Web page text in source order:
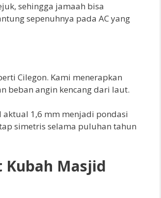
sehingga jamaah bisa
sepenuhnya pada AC yang
Cilegon. Kami menerapkan
beban angin kencang dari laut.
aktual 1,6 mm menjadi pondasi
simetris selama puluhan tahun
Masjid